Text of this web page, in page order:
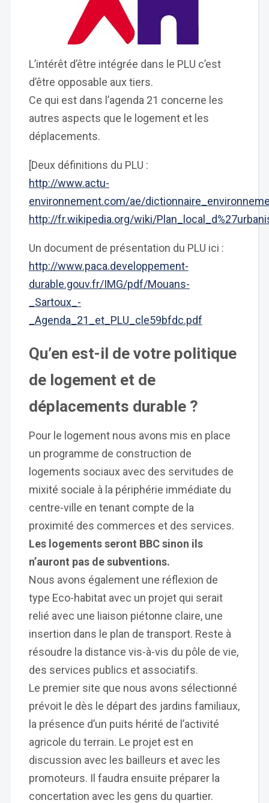
L’intérêt d’être intégrée dans le PLU c’est
d’être opposable aux tiers.
Ce qui est dans l’agenda 21 concerne les
autres aspects que le logement et les
déplacements.
[Deux définitions du PLU :
http://www.actu-
environnement.com/ae/
http://fr.wikipedia.org/wiki/
Un document de présentation du PLU ici :
http://www.paca.developpement-
durable.gouv.fr/IMG/pdf/Mouans-
_Sartoux_-
_Agenda_21_et_PLU_cle59bfdc.pdf
Qu’en est-il de votre politique
de logement et de
déplacements durable ?
Pour le logement nous avons mis en place
un programme de construction de
logements sociaux avec des servitudes de
mixité sociale à la périphérie immédiate du
centre-ville en tenant compte de la
proximité des commerces et des services.
Les logements seront BBC sinon ils
n’auront pas de subventions.
Nous avons également une réflexion de
type Eco-habitat avec un projet qui serait
relié avec une liaison piétonne claire, une
insertion dans le plan de transport. Reste à
résoudre la distance vis-à-vis du pôle de vie,
des services publics et associatifs.
Le premier site que nous avons sélectionné
prévoit le dès le départ des jardins familiaux,
la présence d’un puits hérité de l’activité
agricole du terrain. Le projet est en
discussion avec les bailleurs et avec les
promoteurs. Il faudra ensuite préparer la
concertation avec les gens du quartier.